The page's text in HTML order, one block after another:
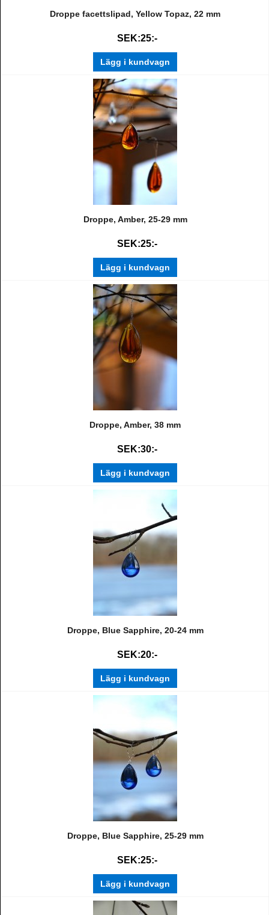
Droppe facettslipad, Yellow Topaz, 22 mm
SEK:25:-
Lägg i kundvagn
Droppe, Amber, 25-29 mm
SEK:25:-
Lägg i kundvagn
Droppe, Amber, 38 mm
SEK:30:-
Lägg i kundvagn
Droppe, Blue Sapphire, 20-24 mm
SEK:20:-
Lägg i kundvagn
Droppe, Blue Sapphire, 25-29 mm
SEK:25:-
Lägg i kundvagn